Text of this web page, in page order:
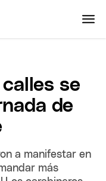
se
de
a manifestar en
más